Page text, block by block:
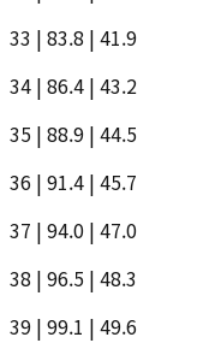
33 | 83.8 | 41.9
34 | 86.4 | 43.2
35 | 88.9 | 44.5
36 | 91.4 | 45.7
37 | 94.0 | 47.0
38 | 96.5 | 48.3
39 | 99.1 | 49.6